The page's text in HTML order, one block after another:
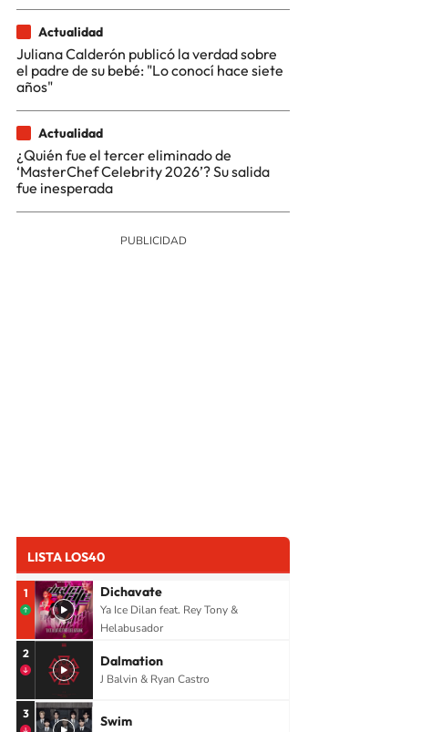
Actualidad
Juliana Calderón publicó la verdad sobre
el padre de su bebé: "Lo conocí hace siete
años"
Actualidad
¿Quién fue el tercer eliminado de
‘MasterChef Celebrity 2026’? Su salida
fue inesperada
LISTA LOS40
1 Dichavate
Ya Ice Dilan feat. Rey Tony &
Helabusador
2 Dalmation
J Balvin & Ryan Castro
3 Swim